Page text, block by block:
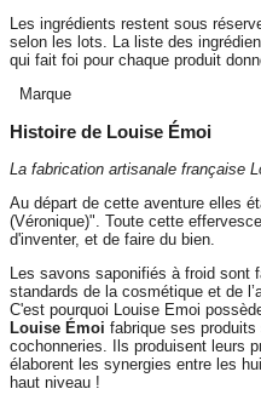
Les ingrédients restent sous
selon les lots. La liste des
qui fait foi pour chaque produit
Marque
Histoire de Louise Émoi
La fabrication artisanale française
Au départ de cette aventure elles
(Véronique)". Toute cette
d'inventer, et de faire du bien.
Les savons saponifiés à froid sont
standards de la cosmétique et de
C'est pourquoi Louise Emoi
Louise Émoi fabrique ses
cochonneries. Ils produisent leurs
élaborent les synergies entre les
haut niveau !